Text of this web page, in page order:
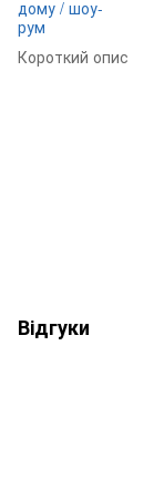
дому / шоу-
рум
Короткий опис
Відгуки